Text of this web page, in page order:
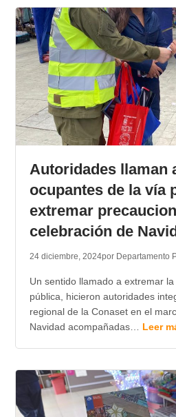
Autoridades llaman
ocupantes de la vía
extremar
celebración de
24 diciembre, 2024por Departamento
Un sentido llamado a extremar
pública, hicieron autoridades
regional de la Conaset en el
Navidad acompañadas… Leer